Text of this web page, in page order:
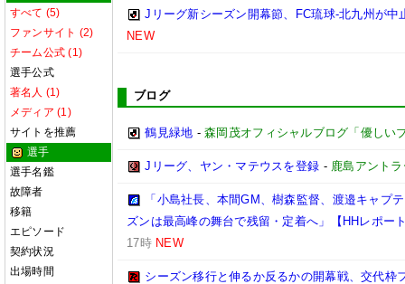
すべて (5)
ファンサイト (2)
チーム公式 (1)
選手公式
著名人 (1)
メディア (1)
サイトを推薦
選手
選手名鑑
故障者
移籍
エピソード
契約状況
出場時間
Jリーグ新シーズン開幕節、FC琉球-北九州が中
NEW
ブログ
鶴見緑地 -森岡茂オフィシャルブログ「優しい
Jリーグ、ヤン・マテウスを登録 - 鹿島アント
「小島社長、本間GM、樹森監督、渡邉キャプ
ズンは最高峰の舞台で残留・定着へ」【HHレポー
17時 NEW
シーズン移行と伸るか反るかの開幕戦、交代枠